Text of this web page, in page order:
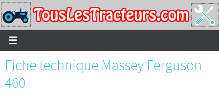
Passer
vers
le
contenu
Fiche technique Massey Ferguson
460